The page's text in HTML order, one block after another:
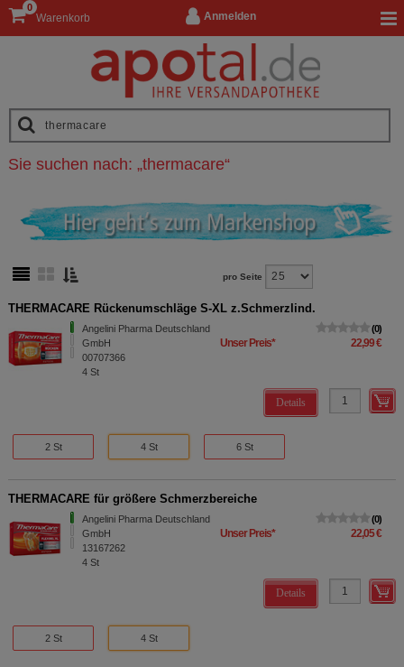
Anmelden
Warenkorb
0
Sie suchen nach: „thermacare“
pro Seite
THERMACARE Rückenumschläge S-XL z.Schmerzlind.
Angelini Pharma Deutschland
GmbH
00707366
4 St
0
Unser Preis* 22,99 €
Details
2 St 4 St 6 St
THERMACARE für größere Schmerzbereiche
Angelini Pharma Deutschland
GmbH
13167262
4 St
0
Unser Preis* 22,05 €
Details
2 St 4 St